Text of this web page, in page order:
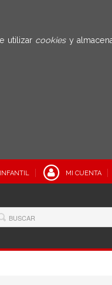
utilizar cookies y
MI CUENTA